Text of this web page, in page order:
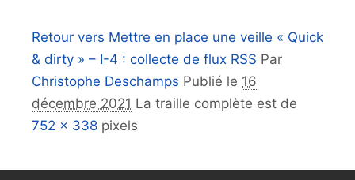
Retour vers Mettre en place une veille « Quick
& dirty » – I-4 : collecte de flux RSS Par
Christophe Deschamps Publié le 16
décembre 2021 La traille complète est de
752 × 338 pixels